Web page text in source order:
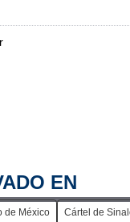
EN
de México Cártel de